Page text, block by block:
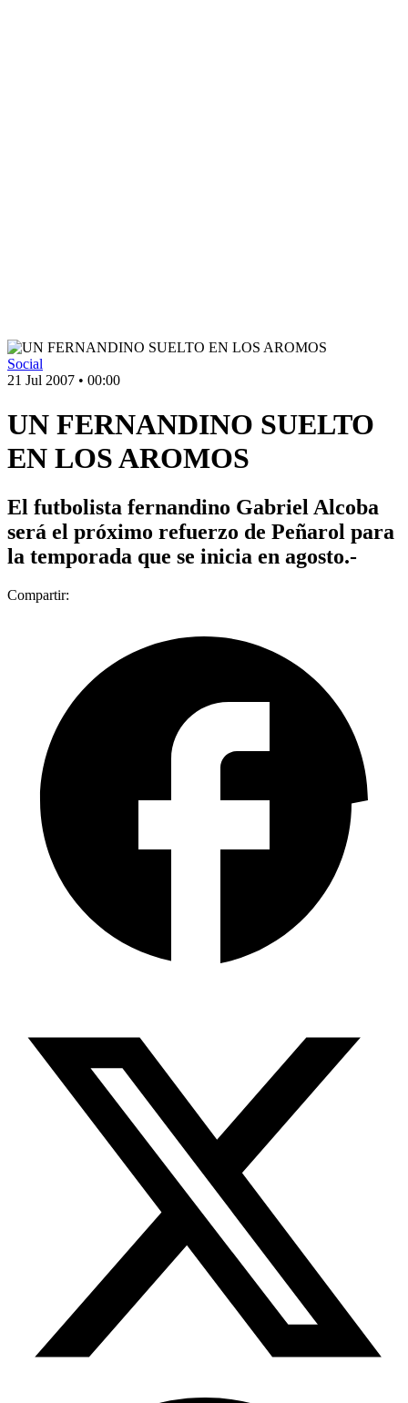
Social
21 Jul 2007 • 00:00
UN FERNANDINO SUELTO
EN LOS AROMOS
El futbolista fernandino Gabriel Alcoba
será el próximo refuerzo de Peñarol para
la temporada que se inicia en agosto.-
Compartir: